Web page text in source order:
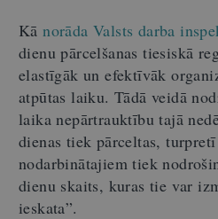
Kānorāda Valsts darba
dienu pārcelšanas tiesiskā
elastīgāk un efektīvāk
atpūtas laiku. Tādā veidā
laika nepārtrauktību tajā
dienas tiek pārceltas,
nodarbinātajiem tiek
dienu skaits, kuras tie var
ieskata”.